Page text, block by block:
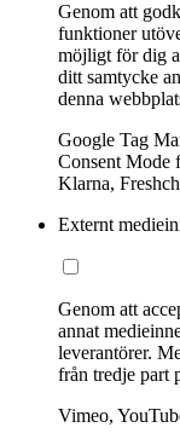
Genom att
funktioner
möjligt för dig
ditt samtycke
denna
Google Tag
Consent Mode
Klarna,
Externt
Genom att
annat
leverantörer.
från tredje part
Vimeo,